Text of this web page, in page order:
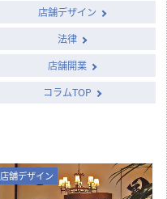
店舗デザイン
法律
店舗開業
コラムTOP
店舗デザイン